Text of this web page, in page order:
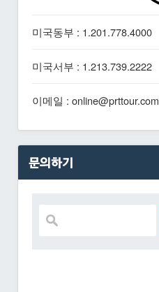
미국동부 : 1.201.778.4000
미국서부 : 1.213.739.2222
이메일 : online@prttour.com
문의하기